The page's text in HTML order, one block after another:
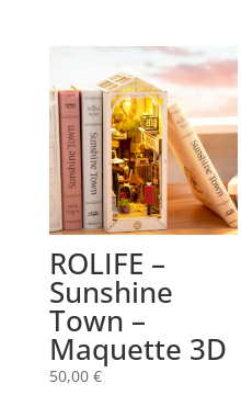
ROLIFE –
Sunshine
Town –
Maquette 3D
50,00 €